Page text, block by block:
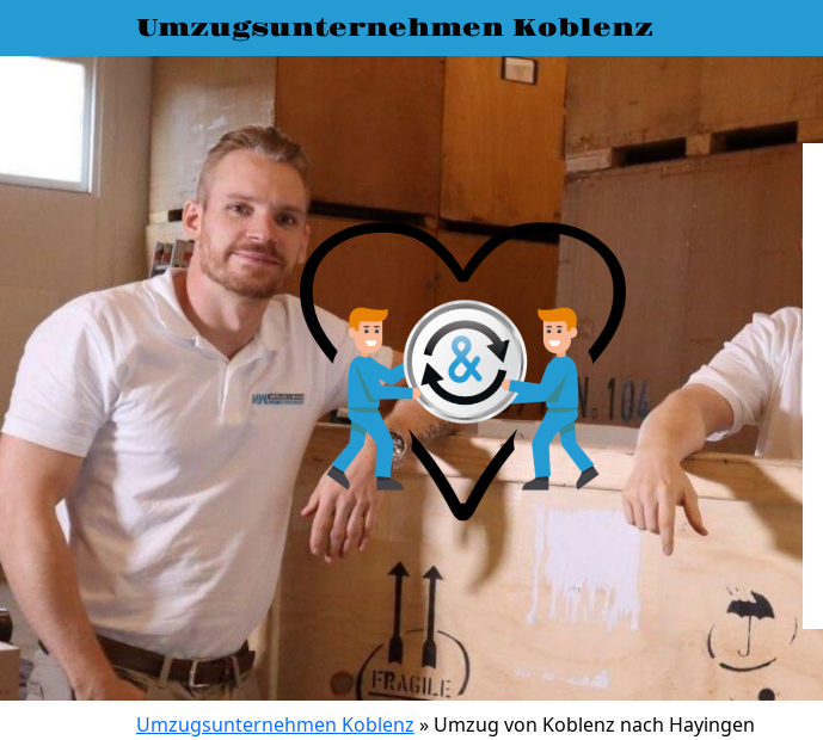
Umzugsunternehmen Koblenz
Umzugsunternehmen Koblenz » Umzug von Koblenz nach Hayingen